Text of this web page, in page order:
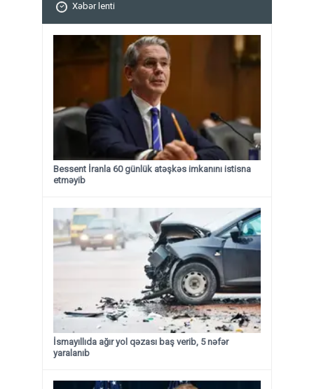
Xəbər lenti
Bessent İranla 60 günlük atəşkəs imkanını istisna
etməyib
İsmayıllıda ağır yol qəzası baş verib, 5 nəfər
yaralanıb